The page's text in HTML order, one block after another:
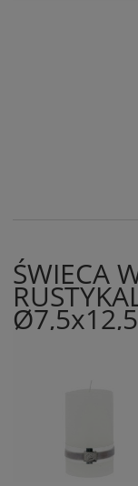
ŚWIECA